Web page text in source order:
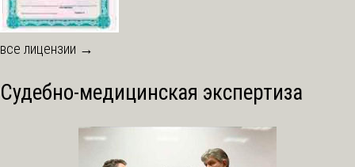
все лицензии →
Судебно-медицинская экспертиза